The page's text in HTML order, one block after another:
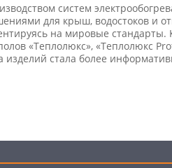
систем
для крыш, водостоков и
на мировые
«Теплолюкс», «Теплолюкс
стала более